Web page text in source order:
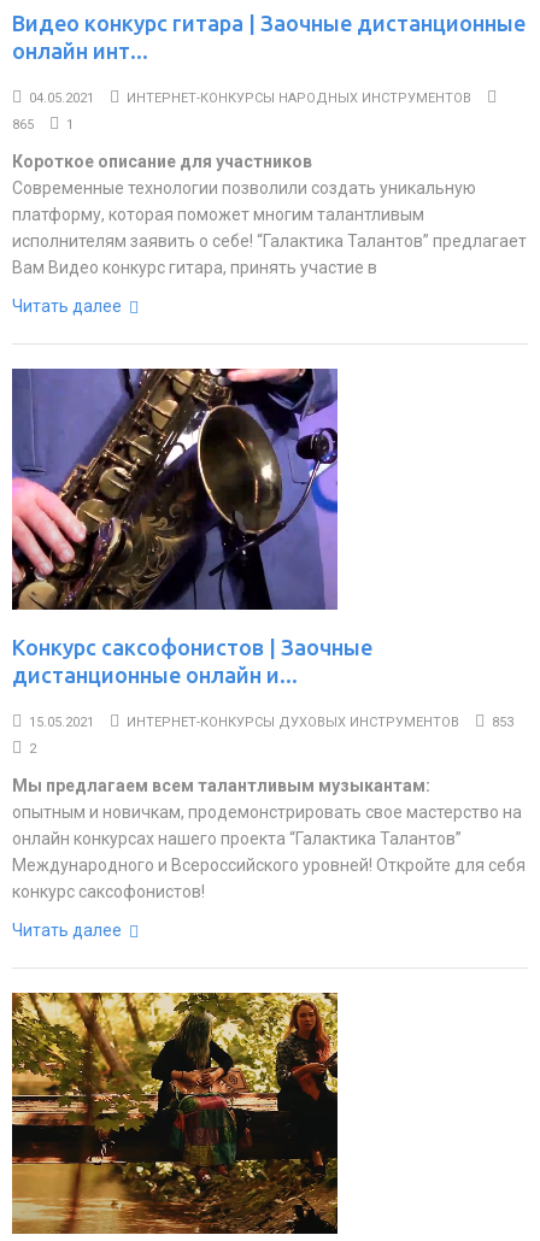
Видео конкурс гитара | Заочные дистанционные
онлайн инт...
04.05.2021
ИНТЕРНЕТ-КОНКУРСЫ НАРОДНЫХ ИНСТРУМЕНТОВ
865
1
Короткое описание для участников
Современные технологии позволили создать уникальную
платформу, которая поможет многим талантливым
исполнителям заявить о себе! “Галактика Талантов” предлагает
Вам Видео конкурс гитара, принять участие в
Читать далее
Конкурс саксофонистов | Заочные
дистанционные онлайн и...
15.05.2021 ИНТЕРНЕТ-КОНКУРСЫ ДУХОВЫХ ИНСТРУМЕНТОВ
853
2
Мы предлагаем всем талантливым музыкантам:
опытным и новичкам, продемонстрировать свое мастерство на
онлайн конкурсах нашего проекта “Галактика Талантов”
Международного и Всероссийского уровней! Откройте для себя
конкурс саксофонистов!
Читать далее